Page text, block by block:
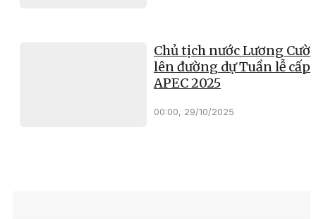
Chủ tịch nước Lương
lên đường dự Tuần lễ cấp
APEC 2025
00:00, 29/10/2025